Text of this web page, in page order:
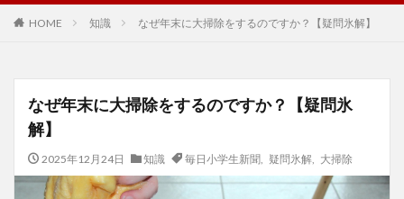
HOME 知識 なぜ年末に大掃除をするのですか？【疑問氷解】
なぜ年末に大掃除をするのですか？【疑問氷
解】
2025年12月24日 知識 毎日小学生新聞 疑問氷解 大掃除